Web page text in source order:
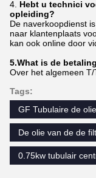
4. Hebt u technici
opleiding?
De naverkoopdienst
naar klantenplaats
kan ook online door
5.What is de
Over het algemeen
Tags:
GF Tubulaire de
De olie van de de
0.75kw tubulair